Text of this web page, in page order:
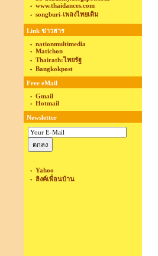
www.thaidances.com
songburi-เพลงไทยเดิม
Link ข่าวสาร
nationmultimedia
Matichon
Thairath:ไทยรัฐ
Bangkokpost
Free eMail
Gmail
Hotmail
Newsletter
Yahoo
ลิงค์เพื่อนบ้าน